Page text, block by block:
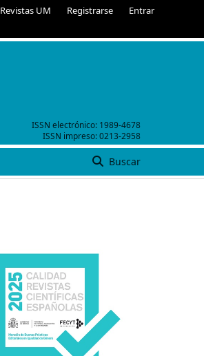
Revistas UM Registrarse Entrar
ISSN electrónico: 1989-4678
ISSN impreso:0213-2958
Buscar